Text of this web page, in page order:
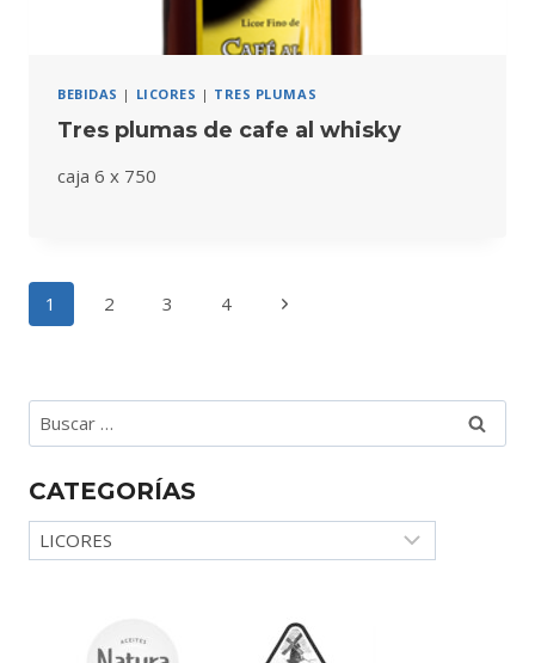
BEBIDAS | LICORES | TRES PLUMAS
Tres plumas de cafe al whisky
caja 6 x 750
Navegación
de
1 2 3 4
Siguiente
Buscar:
CATEGORÍAS
Categorías